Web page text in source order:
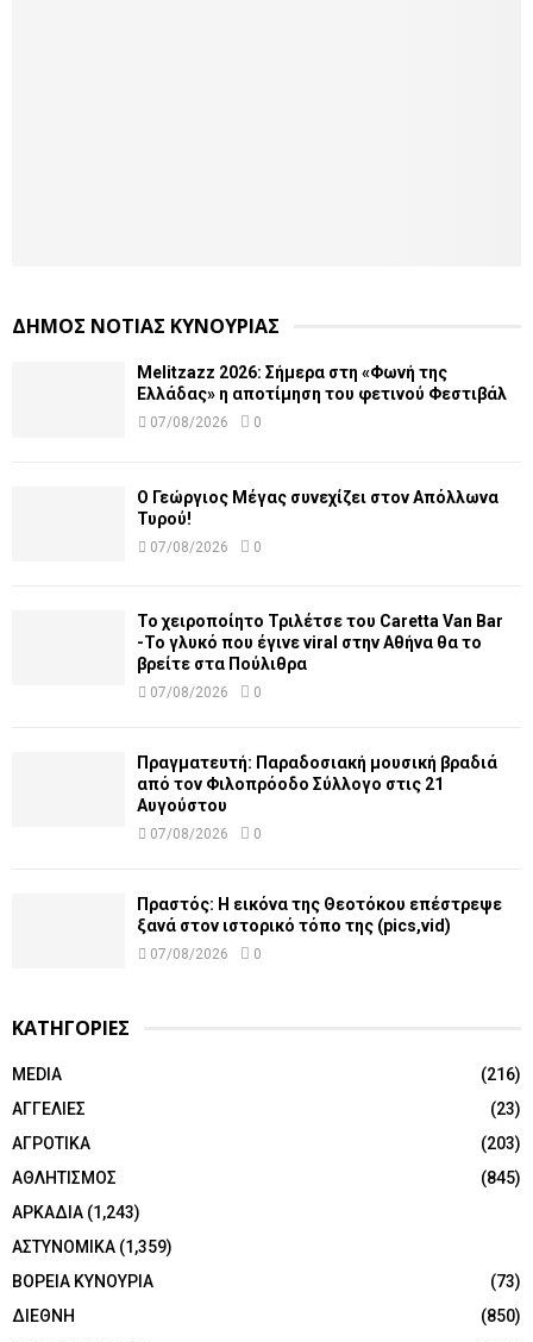
ΔΗΜΟΣ ΝΟΤΙΑΣ ΚΥΝΟΥΡΙΑΣ
Melitzazz 2026: Σήμερα στη «Φωνή της
Ελλάδας» η αποτίμηση του φετινού Φεστιβάλ
07/08/2026 0
Ο Γεώργιος Μέγας συνεχίζει στον Απόλλωνα
Τυρού!
07/08/2026 0
Το χειροποίητο Τριλέτσε του Caretta Van Bar
-Το γλυκό που έγινε viral στην Αθήνα θα το
βρείτε στα Πούλιθρα
07/08/2026 0
Πραγματευτή: Παραδοσιακή μουσική βραδιά
από τον Φιλοπρόοδο Σύλλογο στις 21
Αυγούστου
07/08/2026 0
Πραστός: Η εικόνα της Θεοτόκου επέστρεψε
ξανά στον ιστορικό τόπο της (pics,vid)
07/08/2026 0
ΚΑΤΗΓΟΡΙΕΣ
MEDIA
(216)
ΑΓΓΕΛΙΕΣ
(23)
ΑΓΡΟΤΙΚΑ
(203)
ΑΘΛΗΤΙΣΜΟΣ
(845)
ΑΡΚΑΔΙΑ (1,243)
ΑΣΤΥΝΟΜΙΚΑ (1,359)
ΒΟΡΕΙΑ ΚΥΝΟΥΡΙΑ
(73)
ΔΙΕΘΝΗ
(850)